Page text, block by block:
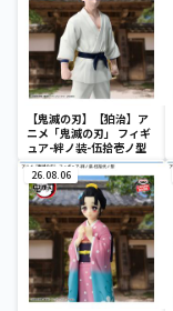
【鬼滅の刃】【狛治】ア
ニメ「鬼滅の刃」 フィギ
ュア-絆ノ装-伍拾壱ノ型
26.08.06